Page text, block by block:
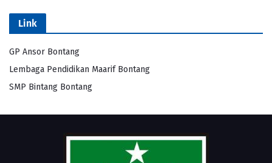
Link
GP Ansor Bontang
Lembaga Pendidikan Maarif Bontang
SMP Bintang Bontang